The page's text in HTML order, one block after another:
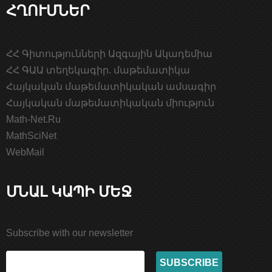
ՀՂՈՒՄՆԵՐ
ՀՀ Գիտությունների Ազգային Ակադեմիա
ՀՀ ԳԱԱ տեղեկագիր. մաթեմատիկա
Հայկական մաթեմատիկական ամսագիր
Հայկական մաթեմատիկական միություն
Math-Net.Ru
MathSciNet
WebMail
ՄՆԱԼ ԿԱՊԻ ՄԵՋ
Subscribe with our newsletter